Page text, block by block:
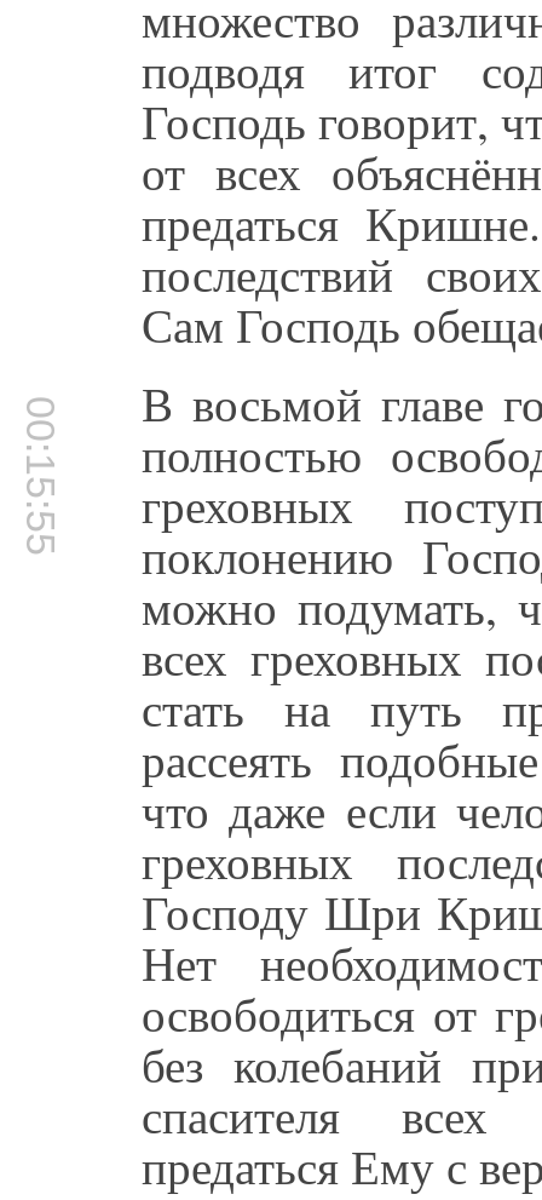
множество
подводя итог
Господь говорит,
от всех
предаться
последствий
Сам Господь
00:15:55 В восьмой главе
полностью
греховных
поклонению
можно подумать,
всех греховных
стать на путь
рассеять
что даже если
греховных
Господу Шри
Нет
освободиться от
без колебаний
спасителя
предаться Ему с